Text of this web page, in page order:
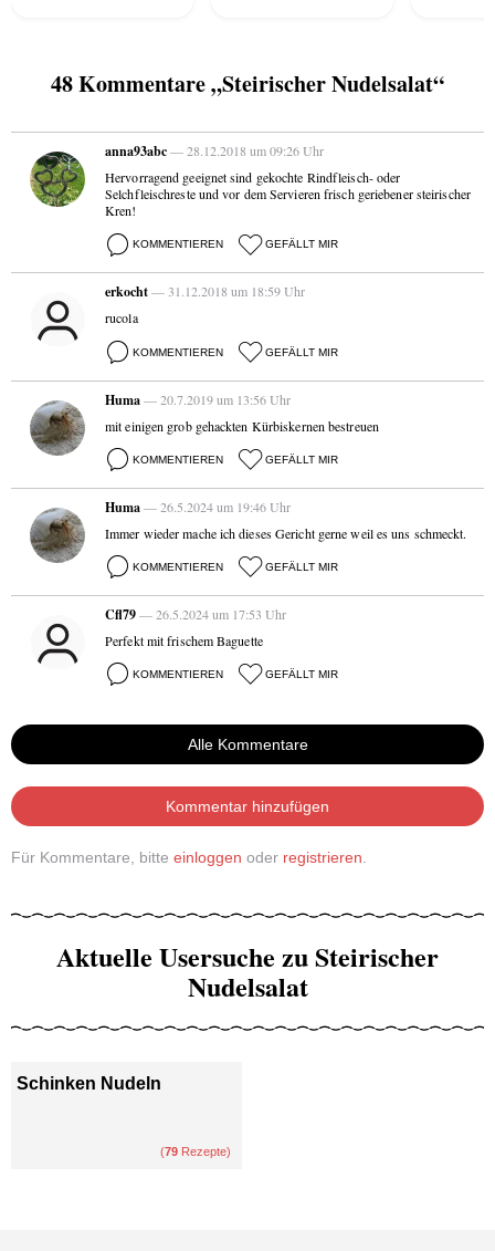
48 Kommentare „Steirischer Nudelsalat“
anna93abc— 28.12.2018 um 09:26 Uhr
Hervorragend geeignet sind gekochte Rindfleisch- oder
Selchfleischreste und vor dem Servieren frisch geriebener steirischer
Kren!
KOMMENTIEREN GEFÄLLT MIR
erkocht— 31.12.2018 um 18:59 Uhr
rucola
KOMMENTIEREN GEFÄLLT MIR
Huma— 20.7.2019 um 13:56 Uhr
mit einigen grob gehackten Kürbiskernen bestreuen
KOMMENTIEREN GEFÄLLT MIR
Huma— 26.5.2024 um 19:46 Uhr
Immer wieder mache ich dieses Gericht gerne weil es uns schmeckt.
KOMMENTIEREN GEFÄLLT MIR
Cfl79— 26.5.2024 um 17:53 Uhr
Perfekt mit frischem Baguette
KOMMENTIEREN GEFÄLLT MIR
Alle Kommentare
Kommentar hinzufügen
Für Kommentare, bitte einloggen oder registrieren
Aktuelle Usersuche zu Steirischer
Nudelsalat
Schinken Nudeln
(79 Rezepte)